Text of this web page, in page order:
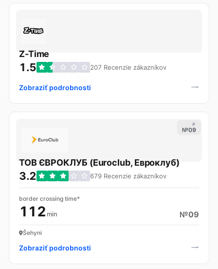
Z-Time
1.5 207 Recenzie zákazníkov
Zobraziť podrobnosti
#
№09
ТОВ ЄВРОКЛУБ (Euroclub, Евроклуб)
3.2 679 Recenzie zákazníkov
border crossing time*
112 min №09
Šehyni
Zobraziť podrobnosti